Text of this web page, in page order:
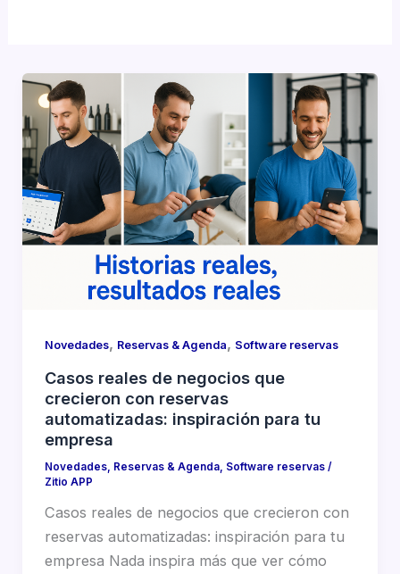
Novedades, Reservas & Agenda, Software reservas
Casos reales de negocios que
crecieron con reservas
automatizadas: inspiración para tu
empresa
Novedades, Reservas & Agenda, Software reservas/
Zitio APP
Casos reales de negocios que crecieron con
reservas automatizadas: inspiración para tu
empresa Nada inspira más que ver cómo